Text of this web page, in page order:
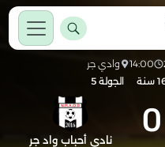
14:00
وادي جر
الجولة 5
0 نادي أحباب واد جر